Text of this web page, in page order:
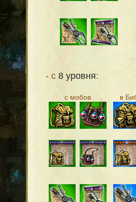
- с 8 уровня:
с мобов в